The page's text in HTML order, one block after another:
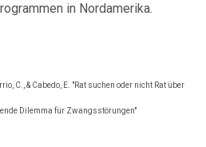
in Nordamerika.
C., & Cabedo, E. "Rat suchen oder nicht Rat über
Dilemma für Zwangsstörungen"